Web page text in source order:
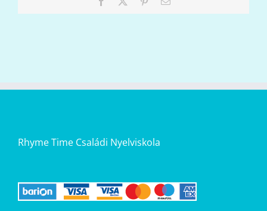
Rhyme Time Családi Nyelviskola